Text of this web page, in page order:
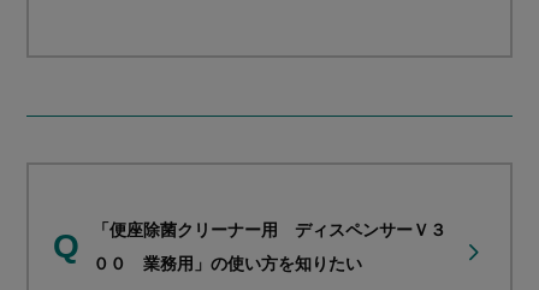
Q
「便座除菌クリーナー用 ディスペンサーＶ３
００ 業務用」の使い方を知りたい